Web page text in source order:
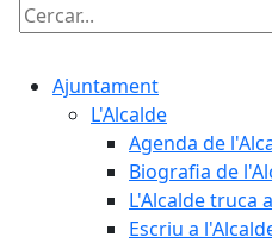
Cercar:
Ajuntament
L'Alcalde
Agenda de
Biografia de
L'Alcalde truca
Escriu a